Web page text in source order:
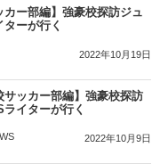
カー部編】強豪校探訪ジュ
ターが行く
2022年10月19日
サッカー部編】強豪校探訪
ライターが行く
2022年10月9日